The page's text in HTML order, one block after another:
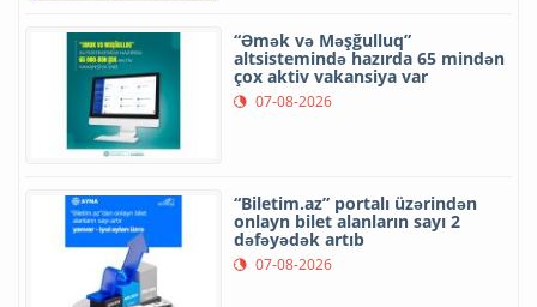
“Əmək və Məşğulluq”
altsistemində hazırda 65 mindən
çox aktiv vakansiya var
07-08-2026
“Biletim.az” portalı üzərindən
onlayn bilet alanların sayı 2
dəfəyədək artıb
07-08-2026